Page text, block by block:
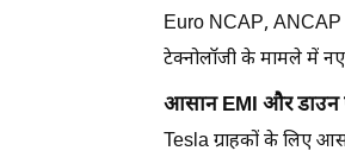
Euro NCAP, ANCAP
टेक्नोलॉजी के मामले में
आसान EMI और डाउन
Tesla ग्राहकों के लिए